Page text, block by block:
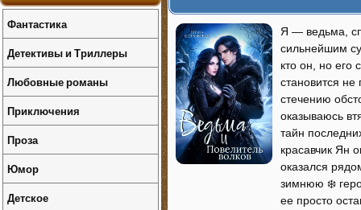
Я — ведьма,
сильнейшим
кто он, но его
становится
стечению
оказываюсь
тайн
красавчик Ян
оказался
зимнюю ❄️
ее просто
Фантастика
Детективы и Триллеры
Любовные романы
Приключения
Проза
Юмор
Детское